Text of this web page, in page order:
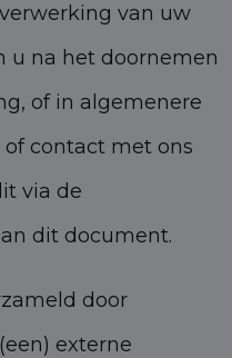
van uw
u na het doornemen
of in algemenere
contact met ons
via de
dit document.
door
externe